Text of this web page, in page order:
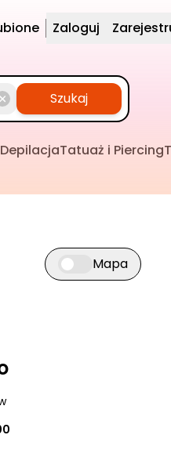
Zaloguj
Szukaj
DepilacjaTatuaż i Piercing
Przełącz widok
Mapa